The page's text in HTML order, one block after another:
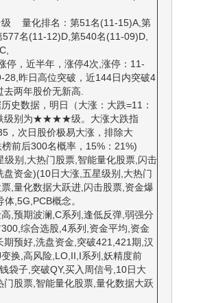
量化排名：第51名(11-15)A,第
名(11-12)D,第540名(11-09)D,
停，近半年，涨停4次,涨停：11-
28,昨日高位突破，近144日内突破4
两年股价无新高.
史数据，明日（大涨：大跌=11：
级别为★★★★级。大涨大跌指
，次日股价极易大涨，排除大
前后300名概率，15%：21%)
级别,大热门股票,智能量化股票,闪击
盘资金)(10日大涨,五星级别,大热门
,量化数据大跃进,闪击股票,资金爆
,5G,PCB概念。
,预期波澜,C系列,逢低反弹,弱强分
综合选股,4系列,资金平均,资金
期预好,洗盘资金,突破421,421期,汉
换,高风险,LO,II,I系列,妖精度前
袋子,突破QY,买入周信号,10日大
门股票,智能量化股票,量化数据大跃